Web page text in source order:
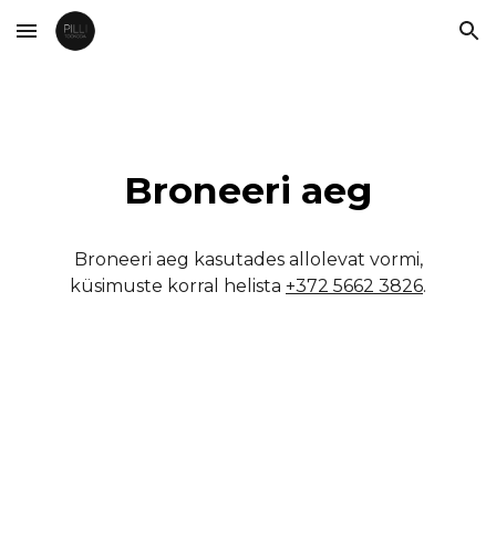
Skip to main content Skip to navigation
Broneeri aeg
Broneeri aeg kasutades allolevat vormi,
küsimuste korral helista +372 5662 3826.